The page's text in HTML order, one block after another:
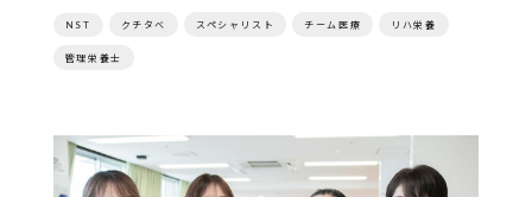
NST クチタベ スペシャリスト チーム医療 リハ栄養
管理栄養士